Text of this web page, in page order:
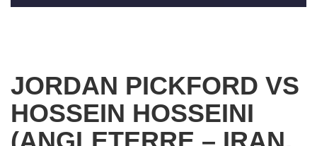
JORDAN PICKFORD VS
HOSSEIN HOSSEINI